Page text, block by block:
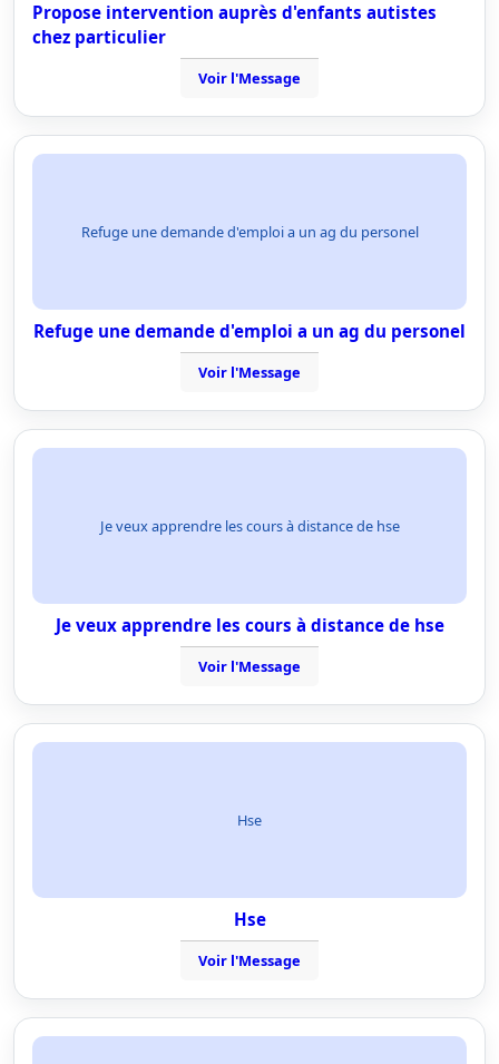
Propose intervention auprès d'enfants autistes
chez particulier
Voir l'Message
Refuge une demande d'emploi a un ag du personel
Refuge une demande d'emploi a un ag du personel
Voir l'Message
Je veux apprendre les cours à distance de hse
Je veux apprendre les cours à distance de hse
Voir l'Message
Hse
Hse
Voir l'Message